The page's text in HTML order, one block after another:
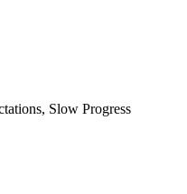
Slow Progress